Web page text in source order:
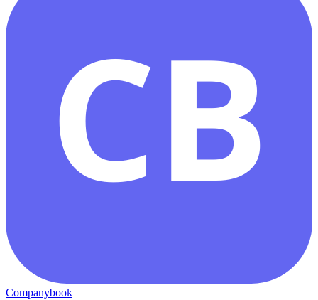
CB
Companybook